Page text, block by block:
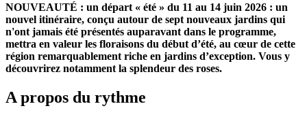
NOUVEAUTÉ : un départ « été » du 11 au 14 juin 2026 : un
nouvel itinéraire, conçu autour de sept nouveaux jardins qui
n'ont jamais été présentés auparavant dans le programme,
mettra en valeur les floraisons du début d’été, au cœur de cette
région remarquablement riche en jardins d’exception. Vous y
découvrirez notamment la splendeur des roses.
A propos du rythme